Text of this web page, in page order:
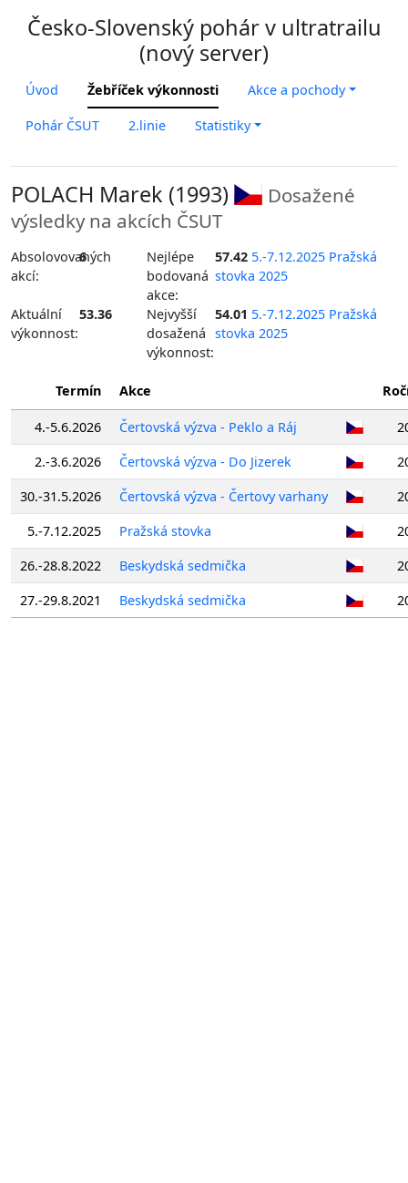
Česko-Slovenský pohár v ultratrailu
(nový server)
Úvod Žebříček výkonnosti Akce a pochody
Pohár ČSUT 2.linie Statistiky
POLACH Marek (1993)
Dosažené
výsledky na akcích ČSUT
Absolovovaných
akcí:
6
Nejlépe
bodovaná
akce:
57.42 5.-7.12.2025 Pražská
stovka 2025
Aktuální
výkonnost:
53.36
Nejvyšší
dosažená
výkonnost:
54.01 5.-7.12.2025 Pražská
stovka 2025
Termín Akce
4.-5.6.2026 Čertovská výzva - Peklo a Ráj
2.-3.6.2026
Čertovská výzva - Do Jizerek
30.-31.5.2026
Čertovská výzva - Čertovy varhany
5.-7.12.2025
Pražská stovka
26.-28.8.2022
Beskydská sedmička
27.-29.8.2021
Beskydská sedmička